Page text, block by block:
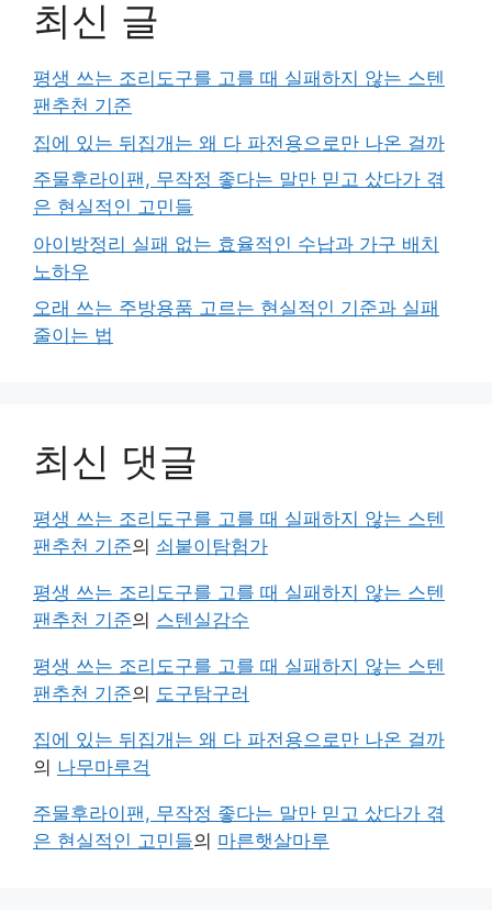
최신 글
평생 쓰는 조리도구를 고를 때 실패하지 않는 스텐
팬추천 기준
집에 있는 뒤집개는 왜 다 파전용으로만 나온 걸까
주물후라이팬, 무작정 좋다는 말만 믿고 샀다가 겪
은 현실적인 고민들
아이방정리 실패 없는 효율적인 수납과 가구 배치
노하우
오래 쓰는 주방용품 고르는 현실적인 기준과 실패
줄이는 법
최신 댓글
평생 쓰는 조리도구를 고를 때 실패하지 않는 스텐
팬추천 기준의 쇠붙이탐험가
평생 쓰는 조리도구를 고를 때 실패하지 않는 스텐
팬추천 기준의 스텐실감수
평생 쓰는 조리도구를 고를 때 실패하지 않는 스텐
팬추천 기준의 도구탐구러
집에 있는 뒤집개는 왜 다 파전용으로만 나온 걸까
의 나무마루걱
주물후라이팬, 무작정 좋다는 말만 믿고 샀다가 겪
은 현실적인 고민들의 마른햇살마루